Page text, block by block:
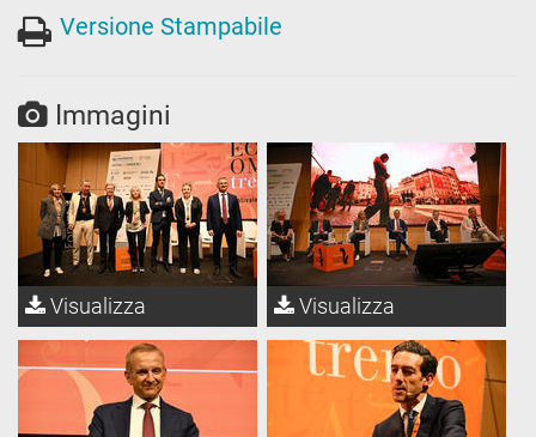
Versione Stampabile
Immagini
Visualizza Visualizza